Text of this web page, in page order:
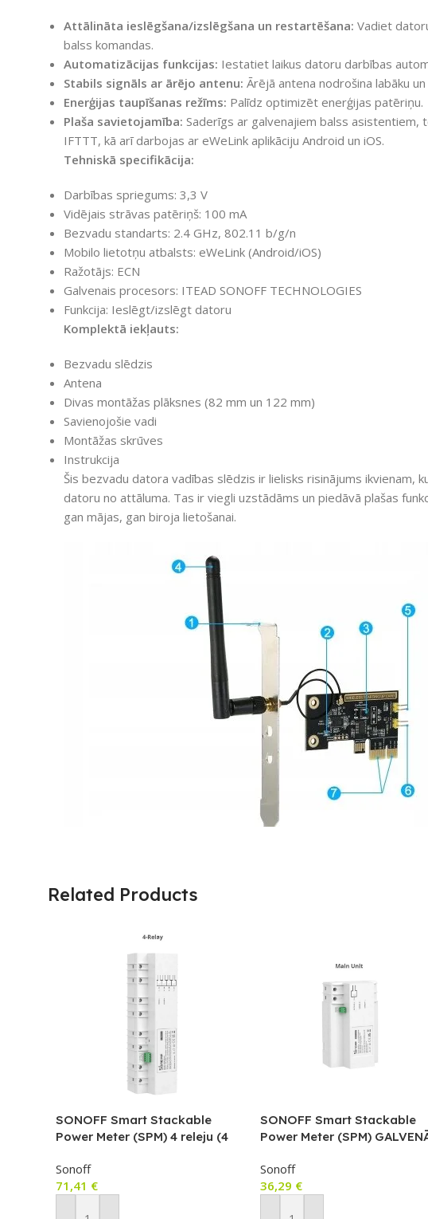
Attālināta ieslēgšana/izslēgšana un restartēšana: Vadiet
balss komandas.
Automatizācijas funkcijas: Iestatiet laikus datoru darbības
Stabils signāls ar ārējo antenu: Ārējā antena nodrošina labāku
Enerģijas taupīšanas režīms: Palīdz optimizēt enerģijas patēriņu.
Plaša savietojamība: Saderīgs ar galvenajiem balss asistentiem,
IFTTT, kā arī darbojas ar eWeLink aplikāciju Android un iOS.
Tehniskā specifikācija:
Darbības spriegums: 3,3 V
Vidējais strāvas patēriņš: 100 mA
Bezvadu standarts: 2.4 GHz, 802.11 b/g/n
Mobilo lietotņu atbalsts: eWeLink (Android/iOS)
Ražotājs: ECN
Galvenais procesors: ITEAD SONOFF TECHNOLOGIES
Funkcija: Ieslēgt/izslēgt datoru
Komplektā iekļauts:
Bezvadu slēdzis
Antena
Divas montāžas plāksnes (82 mm un 122 mm)
Savienojošie vadi
Montāžas skrūves
Instrukcija
Šis bezvadu datora vadības slēdzis ir lielisks risinājums ikvienam,
datoru no attāluma. Tas ir viegli uzstādāms un piedāvā plašas
gan mājas, gan biroja lietošanai.
Related Products
SONOFF Smart Stackable
Power Meter (SPM) 4 releju (4
Sonoff
71,41 €
SONOFF Smart Stackable
Power Meter (SPM)
Sonoff
36,29 €